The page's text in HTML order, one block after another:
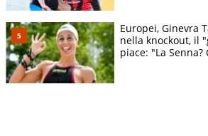
Europei, Ginevra
nella knockout, il
piace: "La